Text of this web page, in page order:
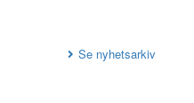
Se nyhetsarkiv